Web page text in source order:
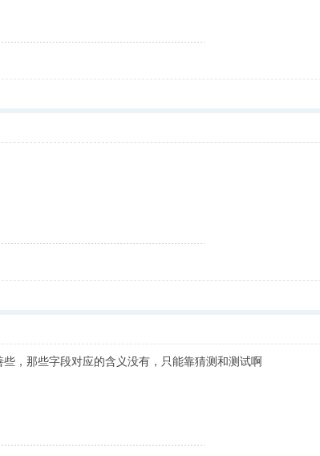
，那些字段对应的含义没有，只能靠猜测和测试啊